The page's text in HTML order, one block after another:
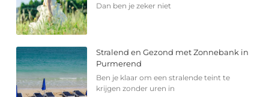
Dan ben je zeker niet
Stralend en Gezond met Zonnebank in
Purmerend
Ben je klaar om een stralende teint te
krijgen zonder uren in